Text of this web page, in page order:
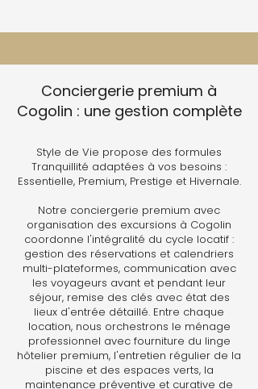
Conciergerie premium à
Cogolin : une gestion complète
Style de Vie propose des formules
Tranquillité adaptées à vos besoins :
Essentielle, Premium, Prestige et Hivernale.
Notre conciergerie premium avec
organisation des excursions à Cogolin
coordonne l'intégralité du cycle locatif :
gestion des réservations et calendriers
multi-plateformes, communication avec
les voyageurs avant et pendant leur
séjour, remise des clés avec état des
lieux d'entrée détaillé. Entre chaque
location, nous orchestrons le ménage
professionnel avec fourniture du linge
hôtelier premium, l'entretien régulier de la
piscine et des espaces verts, la
maintenance préventive et curative de